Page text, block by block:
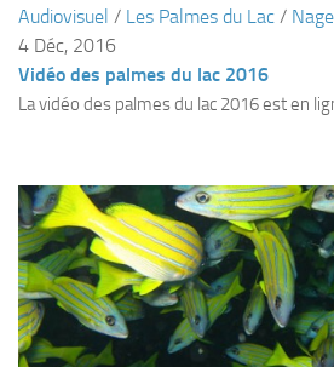
ECOLE DE PLONGEE
Formations
Plongeur N1
Plongeur N2
Plongeur N3
Maintien des acquis
Guide de palanquée N4
Audiovisuel / Les Palmes du Lac / Nage
4 Déc, 2016
Vidéo des palmes du lac 2016
La vidéo des palmes du lac 2016 est en